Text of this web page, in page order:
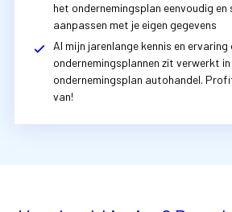
het ondernemingsplan eenvoudig en
aanpassen met je eigen gegevens
Al mijn jarenlange kennis en
ondernemingsplannen zit verwerkt
ondernemingsplan autohandel.
van!